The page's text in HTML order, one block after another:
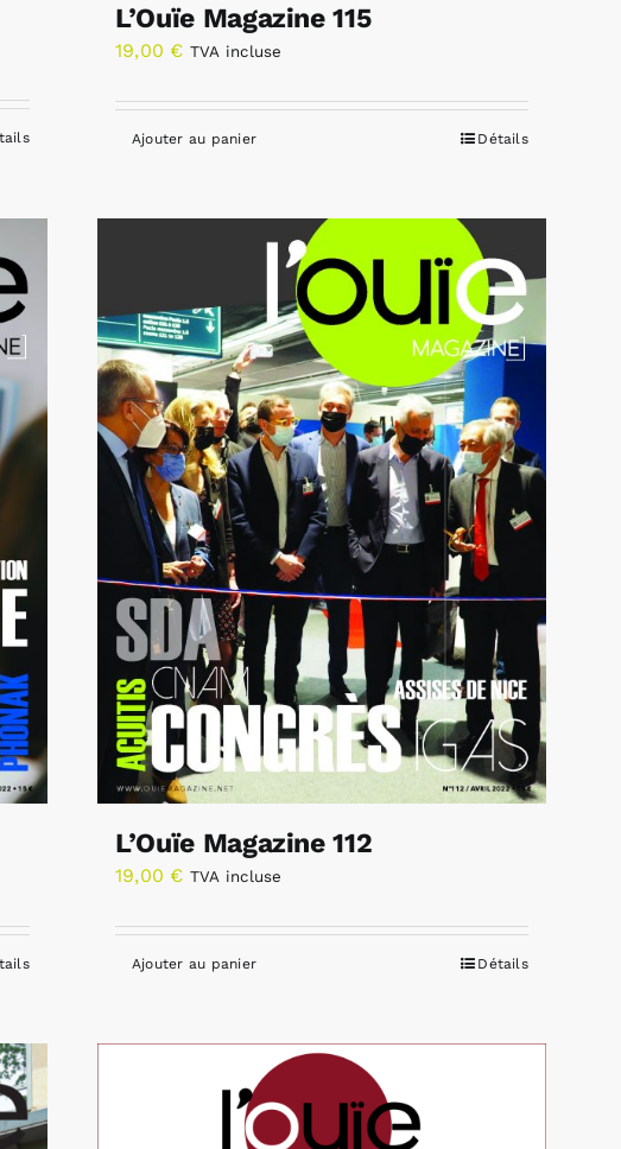
L’Ouïe Magazine 115
19,00 € TVA incluse
Ajouter au panier Détails
L’Ouïe Magazine 112
19,00 € TVA incluse
Ajouter au panier Détails